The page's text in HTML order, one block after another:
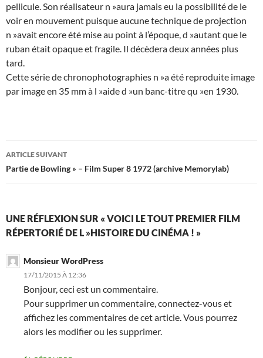
pellicule. Son réalisateur n »aura jamais eu la possibilité de le
voir en mouvement puisque aucune technique de projection
n »avait encore été mise au point à l’époque, d »autant que le
ruban était opaque et fragile. Il décèdera deux années plus
tard.
Cette série de chronophotographies n »a été reproduite image
par image en 35 mm à l »aide d »un banc-titre qu »en 1930.
Navigation
articles
ARTICLE SUIVANT
Partie de Bowling » – Film Super 8 1972 (archive Memorylab)
UNE RÉFLEXION SUR « VOICI LE TOUT PREMIER FILM
RÉPERTORIÉ DE L »HISTOIRE DU CINÉMA ! »
Monsieur WordPress
17/11/2015 À 12:36
Bonjour, ceci est un commentaire.
Pour supprimer un commentaire, connectez-vous et
affichez les commentaires de cet article. Vous pourrez
alors les modifier ou les supprimer.